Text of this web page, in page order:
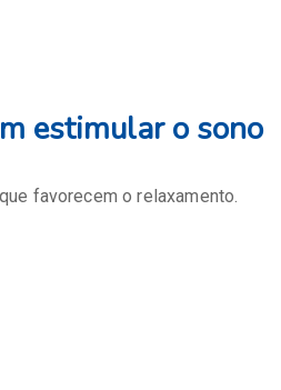
estimular o sono
favorecem o relaxamento.